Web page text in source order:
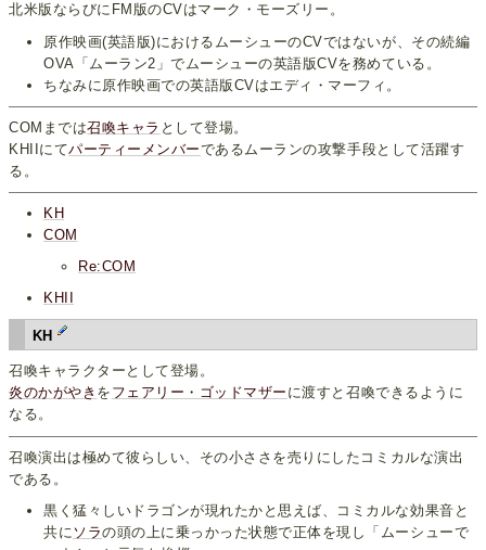
北米版ならびにFM版のCVはマーク・モーズリー。
原作映画(英語版)におけるムーシューのCVではないが、その続編
OVA「ムーラン2」でムーシューの英語版CVを務めている。
ちなみに原作映画での英語版CVはエディ・マーフィ。
COMまでは召喚キャラ として登場。
KHIIにてパーティーメンバーであるムーランの攻撃手段として活躍す
る。
KH
COM
Re:COM
KHII
KH
召喚キャラクターとして登場。
炎のかがやき を フェアリー・ゴッドマザー に渡すと召喚できるように
なる。
召喚演出は極めて彼らしい、その小ささを売りにしたコミカルな演出
である。
黒く猛々しいドラゴンが現れたかと思えば、コミカルな効果音と
共に ソラの頭の上に乗っかった状態で正体を現し「ムーシューで